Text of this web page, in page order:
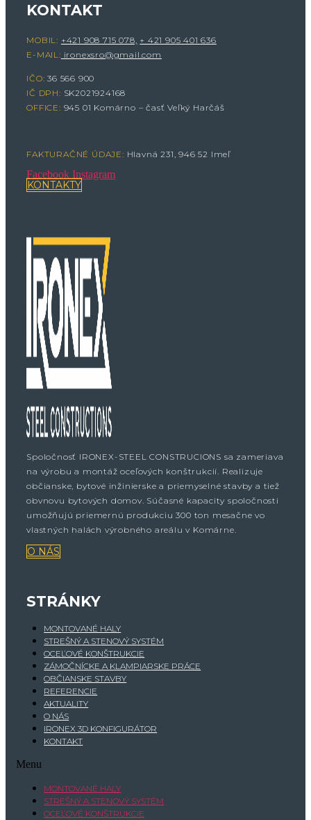
KONTAKT
MOBIL: +421 908 715 078, + 421 905 401 636
E-MAIL: ironexsro@gmail.com
IČO: 36 566 900
IČ DPH: SK2021924168
OFFICE: 945 01 Komárno – časť Veľký Harčáš
FAKTURAČNÉ ÚDAJE: Hlavná 231, 946 52 Imeľ
Facebook Instagram
KONTAKTY
Spoločnosť IRONEX-STEEL CONSTRUCIONS sa zameriava
na výrobu a montáž oceľových konštrukcií. Realizuje
občianske, bytové inžinierske a priemyselné stavby a tiež
obvnovu bytových domov. Súčasné kapacity spoločnosti
umožňujú priemernú produkciu 300 ton mesačne vo
vlastných halách výrobného areálu v Komárne.
O NÁS
STRÁNKY
MONTOVANÉ HALY
STREŠNÝ A STENOVÝ SYSTÉM
OCEĽOVÉ KONŠTRUKCIE
ZÁMOČNÍCKE A KLAMPIARSKE PRÁCE
OBČIANSKE STAVBY
REFERENCIE
AKTUALITY
O NÁS
IRONEX 3D KONFIGURÁTOR
KONTAKT
Menu
MONTOVANÉ HALY
STREŠNÝ A STENOVÝ SYSTÉM
OCEĽOVÉ KONŠTRUKCIE